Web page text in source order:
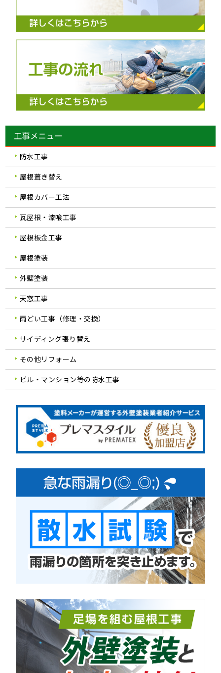
工事メニュー
防水工事
屋根葺き替え
屋根カバー工法
瓦屋根・漆喰工事
屋根板金工事
屋根塗装
外壁塗装
天窓工事
雨どい工事（修理・交換）
サイディング張り替え
その他リフォーム
ビル・マンション等の防水工事